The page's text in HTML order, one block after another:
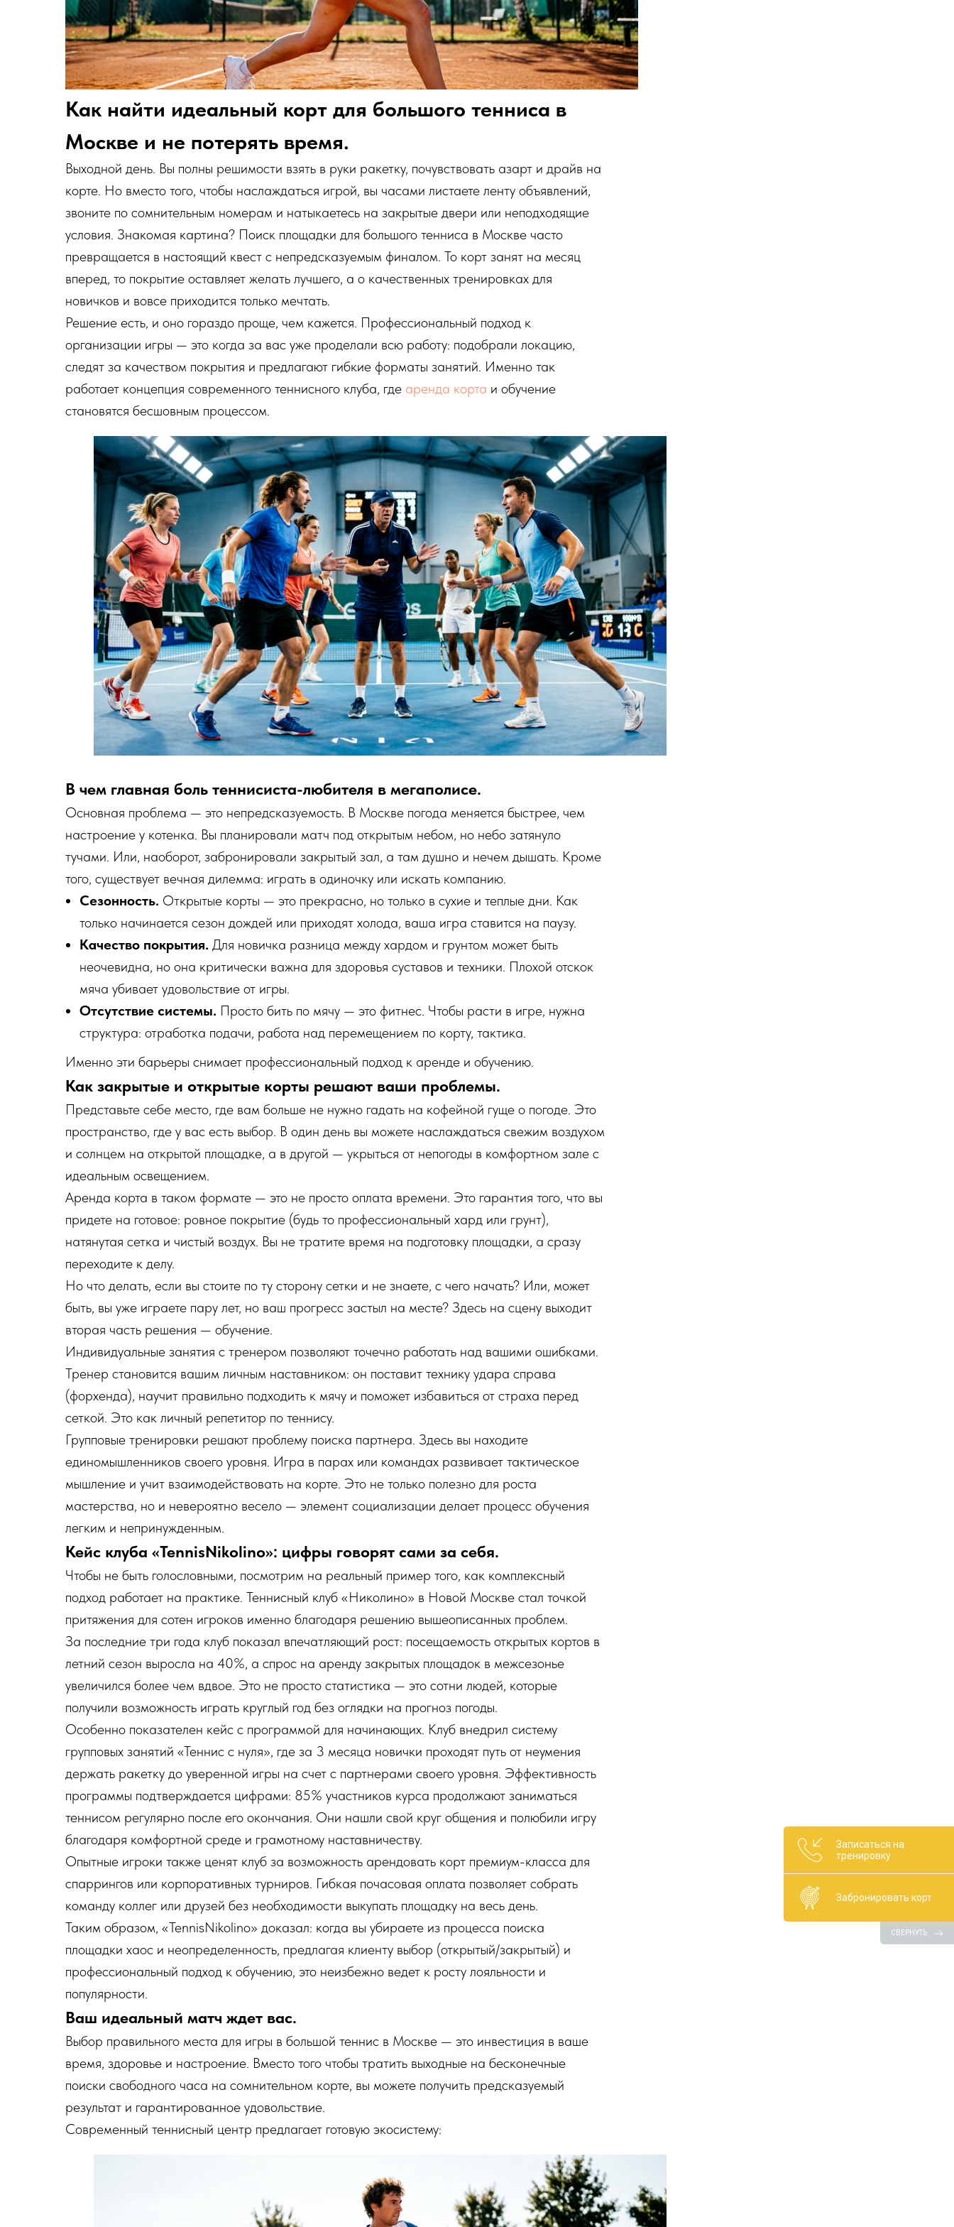
Как найти идеальный корт для большого тенниса в
Москве и не потерять время.
Выходной день. Вы полны решимости взять в руки ракетку, почувствовать азарт и драйв на
корте. Но вместо того, чтобы наслаждаться игрой, вы часами листаете ленту объявлений,
звоните по сомнительным номерам и натыкаетесь на закрытые двери или неподходящие
условия. Знакомая картина? Поиск площадки для большого тенниса в Москве часто
превращается в настоящий квест с непредсказуемым финалом. То корт занят на месяц
вперед, то покрытие оставляет желать лучшего, а о качественных тренировках для
новичков и вовсе приходится только мечтать.
Решение есть, и оно гораздо проще, чем кажется. Профессиональный подход к
организации игры — это когда за вас уже проделали всю работу: подобрали локацию,
следят за качеством покрытия и предлагают гибкие форматы занятий. Именно так
работает концепция современного теннисного клуба, где аренда корта и обучение
становятся бесшовным процессом.
В чем главная боль теннисиста-любителя в мегаполисе.
Основная проблема — это непредсказуемость. В Москве погода меняется быстрее, чем
настроение у котенка. Вы планировали матч под открытым небом, но небо затянуло
тучами. Или, наоборот, забронировали закрытый зал, а там душно и нечем дышать. Кроме
того, существует вечная дилемма: играть в одиночку или искать компанию.
Сезонность. Открытые корты — это прекрасно, но только в сухие и теплые дни. Как
только начинается сезон дождей или приходят холода, ваша игра ставится на паузу.
Качество покрытия. Для новичка разница между хардом и грунтом может быть
неочевидна, но она критически важна для здоровья суставов и техники. Плохой отскок
мяча убивает удовольствие от игры.
Отсутствие системы. Просто бить по мячу — это фитнес. Чтобы расти в игре, нужна
структура: отработка подачи, работа над перемещением по корту, тактика.
Именно эти барьеры снимает профессиональный подход к аренде и обучению.
Как закрытые и открытые корты решают ваши проблемы.
Представьте себе место, где вам больше не нужно гадать на кофейной гуще о погоде. Это
пространство, где у вас есть выбор. В один день вы можете наслаждаться свежим воздухом
и солнцем на открытой площадке, а в другой — укрыться от непогоды в комфортном зале с
идеальным освещением.
Аренда корта в таком формате — это не просто оплата времени. Это гарантия того, что вы
придете на готовое: ровное покрытие (будь то профессиональный хард или грунт),
натянутая сетка и чистый воздух. Вы не тратите время на подготовку площадки, а сразу
переходите к делу.
Но что делать, если вы стоите по ту сторону сетки и не знаете, с чего начать? Или, может
быть, вы уже играете пару лет, но ваш прогресс застыл на месте? Здесь на сцену выходит
вторая часть решения — обучение.
Индивидуальные занятия с тренером позволяют точечно работать над вашими ошибками.
Тренер становится вашим личным наставником: он поставит технику удара справа
(форхенда), научит правильно подходить к мячу и поможет избавиться от страха перед
сеткой. Это как личный репетитор по теннису.
Групповые тренировки решают проблему поиска партнера. Здесь вы находите
единомышленников своего уровня. Игра в парах или командах развивает тактическое
мышление и учит взаимодействовать на корте. Это не только полезно для роста
мастерства, но и невероятно весело — элемент социализации делает процесс обучения
легким и непринужденным.
Кейс клуба «TennisNikolino»: цифры говорят сами за себя.
Чтобы не быть голословными, посмотрим на реальный пример того, как комплексный
подход работает на практике. Теннисный клуб «Николино» в Новой Москве стал точкой
притяжения для сотен игроков именно благодаря решению вышеописанных проблем.
За последние три года клуб показал впечатляющий рост: посещаемость открытых кортов в
летний сезон выросла на 40%, а спрос на аренду закрытых площадок в межсезонье
увеличился более чем вдвое. Это не просто статистика — это сотни людей, которые
получили возможность играть круглый год без оглядки на прогноз погоды.
Особенно показателен кейс с программой для начинающих. Клуб внедрил систему
групповых занятий «Теннис с нуля», где за 3 месяца новички проходят путь от неумения
держать ракетку до уверенной игры на счет с партнерами своего уровня. Эффективность
программы подтверждается цифрами: 85% участников курса продолжают заниматься
теннисом регулярно после его окончания. Они нашли свой круг общения и полюбили игру
благодаря комфортной среде и грамотному наставничеству.
Опытные игроки также ценят клуб за возможность арендовать корт премиум-класса для
спаррингов или корпоративных турниров. Гибкая почасовая оплата позволяет собрать
команду коллег или друзей без необходимости выкупать площадку на весь день.
Таким образом, «TennisNikolino» доказал: когда вы убираете из процесса поиска
площадки хаос и неопределенность, предлагая клиенту выбор (открытый/закрытый) и
профессиональный подход к обучению, это неизбежно ведет к росту лояльности и
популярности.
Ваш идеальный матч ждет вас.
Выбор правильного места для игры в большой теннис в Москве — это инвестиция в ваше
время, здоровье и настроение. Вместо того чтобы тратить выходные на бесконечные
поиски свободного часа на сомнительном корте, вы можете получить предсказуемый
результат и гарантированное удовольствие.
Современный теннисный центр предлагает готовую экосистему:
Записаться на
тренировку
Забронировать корт
СВЕРНУТЬ